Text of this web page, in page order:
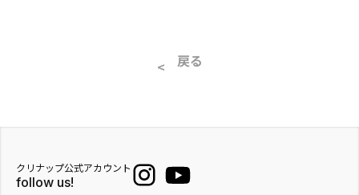
戻る
クリナップ公式アカウント
follow us!